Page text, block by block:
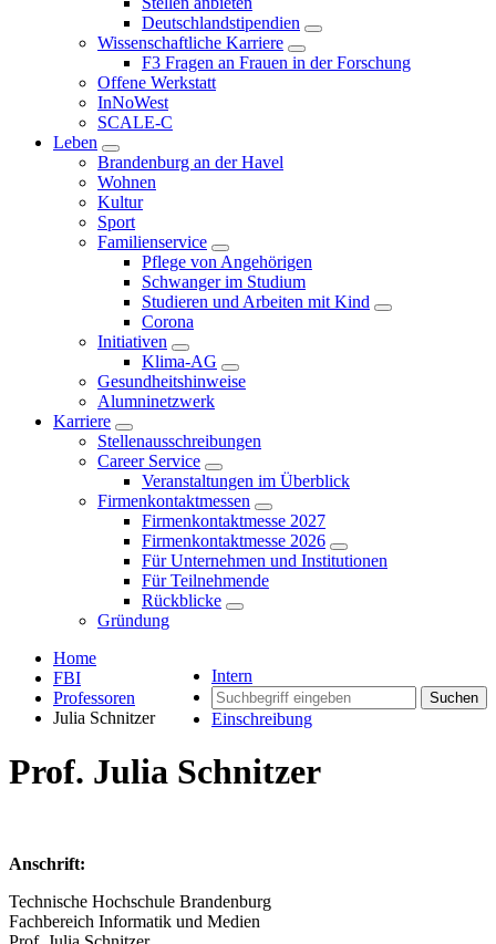
Deutschlandstipendien
Wissenschaftliche Karriere
F3 Fragen an Frauen in der Forschung
Offene Werkstatt
InNoWest
SCALE-C
Leben
Brandenburg an der Havel
Wohnen
Kultur
Sport
Familienservice
Pflege von Angehörigen
Schwanger im Studium
Studieren und Arbeiten mit Kind
Corona
Initiativen
Klima-AG
Gesundheitshinweise
Alumninetzwerk
Karriere
Stellenausschreibungen
Career Service
Veranstaltungen im Überblick
Firmenkontaktmessen
Firmenkontaktmesse 2027
Firmenkontaktmesse 2026
Für Unternehmen und Institutionen
Für Teilnehmende
Rückblicke
Gründung
Intern
Suchen
Einschreibung
Home
FBI
Professoren
Julia Schnitzer
Prof. Julia Schnitzer
Anschrift:
Technische Hochschule Brandenburg
Fachbereich Informatik und Medien